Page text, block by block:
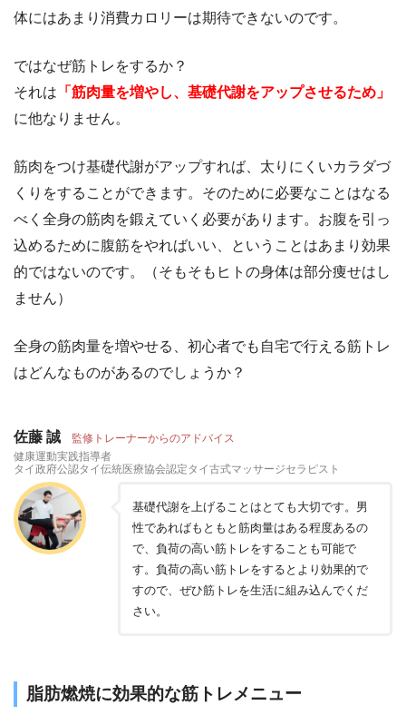
体にはあまり消費カロリーは期待できないのです。
ではなぜ筋トレをするか？
それは 「筋肉量を増やし、基礎代謝をアップさせるため」
に他なりません。
筋肉をつけ基礎代謝がアップすれば、太りにくいカラダづ
くりをすることができます。そのために必要なことはなる
べく全身の筋肉を鍛えていく必要があります。お腹を引っ
込めるために腹筋をやればいい、ということはあまり効果
的ではないのです。（そもそもヒトの身体は部分痩せはし
ません）
全身の筋肉量を増やせる、初心者でも自宅で行える筋トレ
はどんなものがあるのでしょうか？
佐藤 誠 監修トレーナーからのアドバイス
健康運動実践指導者
タイ政府公認タイ伝統医療協会認定タイ古式マッサージセラピスト
基礎代謝を上げることはとても大切です。男
性であればもともと筋肉量はある程度あるの
で、負荷の高い筋トレをすることも可能で
す。負荷の高い筋トレをするとより効果的で
すので、ぜひ筋トレを生活に組み込んでくだ
さい。
脂肪燃焼に効果的な筋トレメニュー